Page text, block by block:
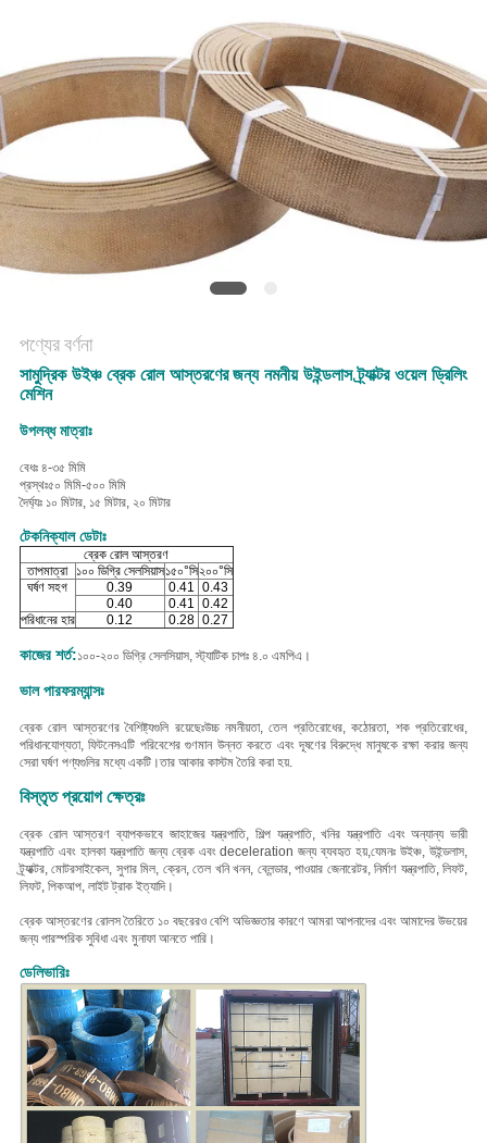
PRIVACY
POLICY
পণ্যের বর্ণনা
সামুদ্রিক উইঞ্চ ব্রেক রোল আস্তরণের জন্য নমনীয় উইন্ডলাস ট্র্যাক্টর ওয়েল ড্রিলিং
মেশিন
উপলব্ধ মাত্রাঃ
বেধঃ ৪-৩৫ মিমি
প্রস্থঃ৫০ মিমি-৫০০ মিমি
দৈর্ঘ্যঃ ১০ মিটার, ১৫ মিটার, ২০ মিটার
টেকনিক্যাল ডেটাঃ
ব্রেক রোল আস্তরণ
তাপমাত্রা
১০০ ডিগ্রি সেলসিয়াস১৫০°সি২০০°সি
ঘর্ষণ সহগ
0.39 0.41
0.43
0.40
0.41
0.42
পরিধানের হার
0.12 0.28 0.27
কাজের শর্ত:১০০-২০০ ডিগ্রি সেলসিয়াস, স্ট্যাটিক চাপঃ ৪.০ এমপিএ।
ভাল পারফরম্যান্সঃ
ব্রেক রোল আস্তরণের বৈশিষ্ট্যগুলি রয়েছেঃউচ্চ নমনীয়তা, তেল প্রতিরোধের, কঠোরতা, শক প্রতিরোধের,
পরিধানযোগ্যতা, ফিটনেসএটি পরিবেশের গুণমান উন্নত করতে এবং দূষণের বিরুদ্ধে মানুষকে রক্ষা করার জন্য
সেরা ঘর্ষণ পণ্যগুলির মধ্যে একটি।তার আকার কাস্টম তৈরি করা হয়.
বিস্তৃত প্রয়োগ ক্ষেত্রঃ
ব্রেক রোল আস্তরণ ব্যাপকভাবে জাহাজের যন্ত্রপাতি, শিল্প যন্ত্রপাতি, খনির যন্ত্রপাতি এবং অন্যান্য ভারী
যন্ত্রপাতি এবং হালকা যন্ত্রপাতি জন্য ব্রেক এবং deceleration জন্য ব্যবহৃত হয়,যেমনঃ উইঞ্চ, উইন্ডলাস,
ট্র্যাক্টর, মোটরসাইকেল, সুগার মিল, ক্রেন, তেল খনি খনন, ব্লেন্ডার, পাওয়ার জেনারেটর, নির্মাণ যন্ত্রপাতি, লিফট,
লিফট, পিকআপ, লাইট ট্রাক ইত্যাদি।
ব্রেক আস্তরণের রোলস তৈরিতে ১০ বছরেরও বেশি অভিজ্ঞতার কারণে আমরা আপনাদের এবং আমাদের উভয়ের
জন্য পারস্পরিক সুবিধা এবং মুনাফা আনতে পারি।
ডেলিভারিঃ